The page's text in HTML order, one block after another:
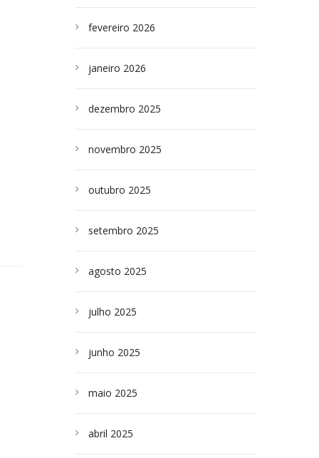
fevereiro 2026
janeiro 2026
dezembro 2025
novembro 2025
outubro 2025
setembro 2025
agosto 2025
julho 2025
junho 2025
maio 2025
abril 2025